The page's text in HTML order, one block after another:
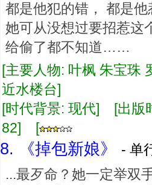
都是他犯的错， 都是
她可从没想过要招惹这
给偷了都不知道……
[主要人物: 叶枫 朱宝
近水楼台]
[时代背景: 现代] [出
82] [
8. 《掉包新娘》
- 单
...最歹命？她一定举双